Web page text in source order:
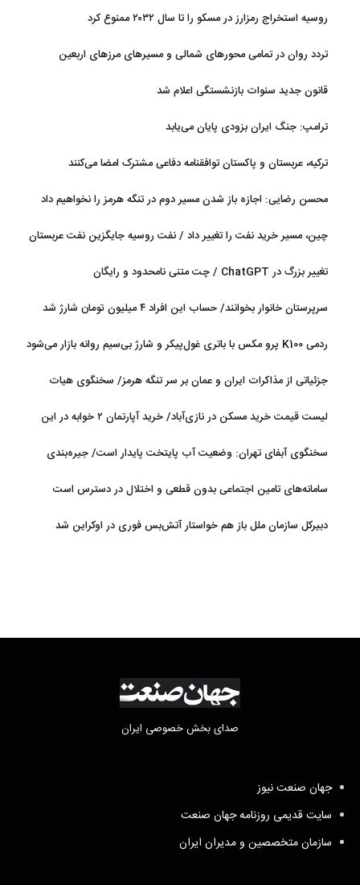
روسیه استخراج رمزارز در مسکو را تا سال ۲۰۳۲ ممنوع کرد
تردد روان در تمامی محورهای شمالی و مسیرهای مرزهای اربعین
قانون جدید سنوات بازنشستگی اعلام شد
ترامپ: جنگ ایران بزودی پایان می‌یابد
ترکیه، عربستان و پاکستان توافقنامه دفاعی مشترک امضا می‌کنند
محسن رضایی: اجازه باز شدن مسیر دوم در تنگه هرمز را نخواهیم داد
چین، مسیر خرید نفت را تغییر داد / نفت روسیه جایگزین نفت عربستان
تغییر بزرگ در ChatGPT / چت متنی نامحدود و رایگان
سرپرستان خانوار بخوانند/ حساب این افراد ۴ میلیون تومان شارژ شد
ردمی K100 پرو مکس با باتری غول‌پیکر و شارژ بی‌سیم روانه بازار می‌شود
جزئیاتی از مذاکرات ایران و عمان بر سر تنگه هرمز/ سخنگوی هیات
لیست قیمت خرید مسکن در نازی‌آباد/ خرید آپارتمان ۲ خوابه در این
سخنگوی آبفای تهران: وضعیت آب پایتخت پایدار است/ جیره‌بندی
سامانه‌های تامین اجتماعی بدون قطعی و اختلال در دسترس است
دبیرکل سازمان ملل باز هم خواستار آتش‌بس فوری در اوکراین شد
صدای بخش خصوصی ایران
جهان صنعت نیوز
سایت قدیمی روزنامه جهان صنعت
سازمان متخصصین و مدیران ایران